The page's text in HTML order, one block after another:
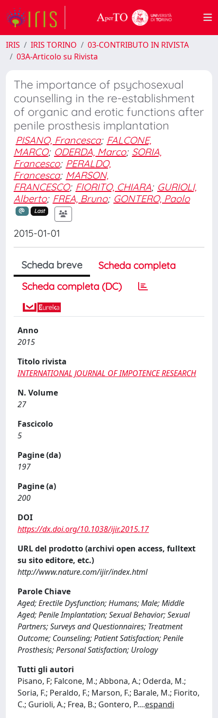
IRIS IRIS TORINO
03-CONTRIBUTO IN RIVISTA
03A-Articolo su Rivista
The importance of psychosexual
counselling in the re-establishment
of organic and erotic functions after
penile prosthesis implantation
PISANO, Francesca; FALCONE,
MARCO; ODERDA, Marco; SORIA,
Francesco; PERALDO,
Francesca; MARSON,
FRANCESCO; FIORITO, CHIARA; GURIOLI,
Alberto; FREA, Bruno; GONTERO, Paolo
Last
2015-01-01
Scheda breve
Scheda completa
Scheda completa (DC)
Anno
2015
Titolo rivista
INTERNATIONAL JOURNAL OF IMPOTENCE RESEARCH
N. Volume
27
Fascicolo
5
Pagine (da)
197
Pagine (a)
200
DOI
https://dx.doi.org/10.1038/ijir.2015.17
URL del prodotto (archivi open access, fulltext
su sito editore, etc.)
http://www.nature.com/ijir/index.html
Parole Chiave
Aged; Erectile Dysfunction; Humans; Male; Middle
Aged; Penile Implantation; Sexual Behavior; Sexual
Partners; Surveys and Questionnaires; Treatment
Outcome; Counseling; Patient Satisfaction; Penile
Prosthesis; Personal Satisfaction; Urology
Tutti gli autori
Pisano, F; Falcone, M.; Abbona, A.; Oderda, M.;
Soria, F.; Peraldo, F.; Marson, F.; Barale, M.; Fiorito,
C.; Gurioli, A.; Frea, B.; Gontero, P....espandi